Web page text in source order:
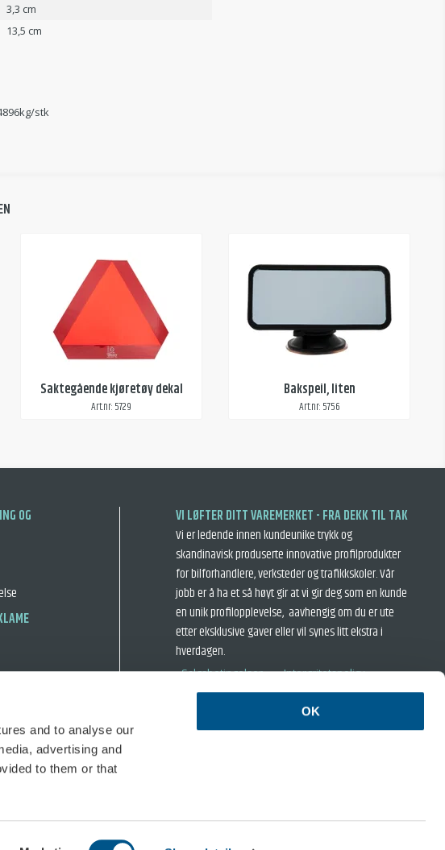
and to analyse our
advertising and
to them or that
OK
3,3 cm
13,5 cm
stk
Saktegående kjøretøy dekal
Art.nr: 5729
Bakspeil, liten
Art.nr: 5756
OG
VI LØFTER DITT VAREMERKET - FRA DEKK TIL TAK
Vi er ledende innen kundeunike trykk og
skandinavisk produserte innovative profilprodukter
for bilforhandlere, verksteder og trafikkskoler. Vår
jobb er å ha et så høyt gir at vi gir deg som en kunde
en unik profilopplevelse, aavhengig om du er ute
etter eksklusive gaver eller vil synes litt ekstra i
hverdagen.
› Salgsbetingelser › Intergritetspolicy